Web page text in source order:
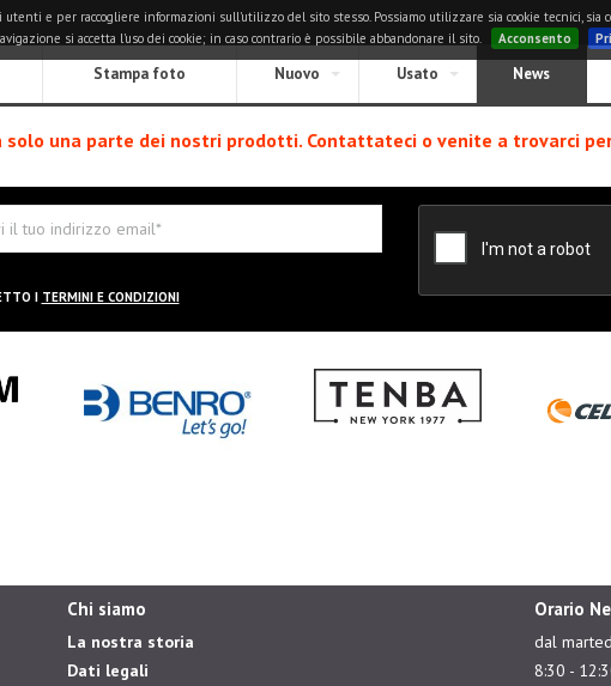
e per raccogliere informazioni sull'utilizzo del sito stesso. Possiamo utilizzare sia cookie tecnici, sia
si accetta l'uso dei cookie; in caso contrario è possibile abbandonare il sito.
Acconsento
Stampa foto Nuovo Usato News
una parte dei nostri prodotti. Contattateci o venite a trovarci
I TERMINI E CONDIZIONI
Chi siamo
La nostra storia
Dati legali
Orario
dal
8:30 -